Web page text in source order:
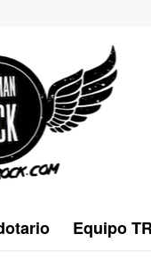
Equipo